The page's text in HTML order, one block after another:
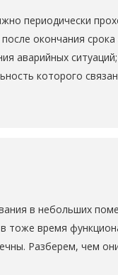
периодически
окончания срока
аварийных
которого
в небольших
тоже время
Разберем, чем